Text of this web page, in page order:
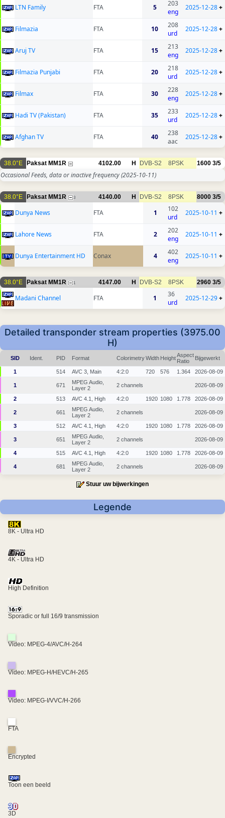
LTN Family FTA 5
203
eng
2025-12-28+
Filmazia FTA 10
208
urd
2025-12-28+
Aruj TV FTA 15
213
eng
2025-12-28+
Filmazia Punjabi FTA 20
218
urd
2025-12-28+
Filmax FTA 30
228
eng
2025-12-28+
Hadi TV (Pakistan) FTA 35
233
urd
2025-12-28+
Afghan TV FTA 40
238
aac
2025-12-28+
38.0°E Paksat MM1R 4102.00 H DVB-S2 8PSK 1600 3/5
Occasional Feeds, data or inactive frequency(2025-10-11)
38.0°E Paksat MM1R 3 4140.00 H DVB-S2 8PSK 8000 3/5
Dunya News FTA 1
102
urd
2025-10-11 +
Lahore News FTA 2
202
eng
2025-10-11 +
Dunya Entertainment HD Conax 4
402
eng
2025-10-11 +
38.0°E Paksat MM1R 1 4147.00 H DVB-S2 8PSK 2960 3/5
Madani Channel FTA 1
36
urd
2025-12-29+
Detailed transponder stream properties (3975.00
H)
SID Ident. PID Format ColorimetryWidth HeightAspect
Ratio
Bijgewerkt
1 514 AVC 3, Main 4:2:0 720 576 1.364 2026-08-09
1 671
MPEG Audio,
Layer 2
2 channels 2026-08-09
2 513 AVC 4.1, High 4:2:0 1920 1080 1.778 2026-08-09
2 661
MPEG Audio,
Layer 2
2 channels 2026-08-09
3 512 AVC 4.1, High 4:2:0 1920 1080 1.778 2026-08-09
3 651
MPEG Audio,
Layer 2
2 channels 2026-08-09
4 515 AVC 4.1, High 4:2:0 1920 1080 1.778 2026-08-09
4 681
MPEG Audio,
Layer 2
2 channels 2026-08-09
Stuur uw bijwerkingen
Legende
8K - Ultra HD
4K - Ultra HD
High Definition
Sporadic or full 16/9 transmission
Video: MPEG-4/AVC/H-264
Video: MPEG-H/HEVC/H-265
Video: MPEG-I/VVC/H-266
FTA
Encrypted
Toon een beeld
3D